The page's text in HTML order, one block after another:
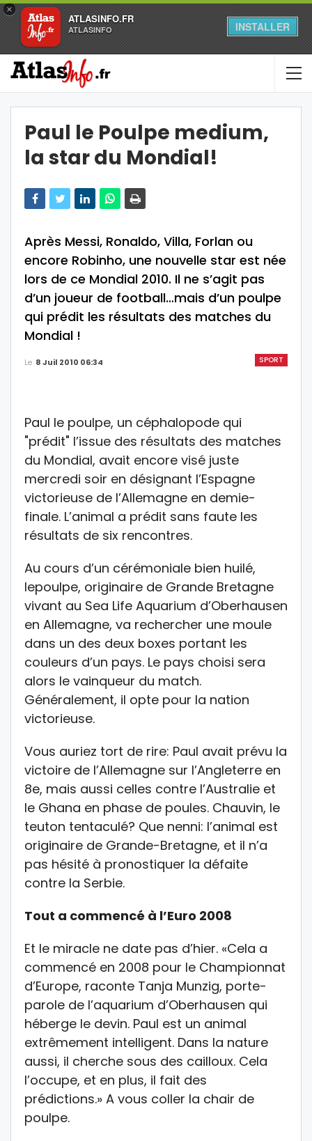
×
ATLASINFO.FR
ATLASINFO INSTALLER
Paul le Poulpe medium,
la star du Mondial!
Après Messi, Ronaldo, Villa, Forlan ou
encore Robinho, une nouvelle star est née
lors de ce Mondial 2010. Il ne s’agit pas
d’un joueur de football…mais d’un poulpe
qui prédit les résultats des matches du
Mondial !
SPORT
Le 8 Juil 2010 06:34
Paul le poulpe, un céphalopode qui
"prédit" l’issue des résultats des matches
du Mondial, avait encore visé juste
mercredi soir en désignant l’Espagne
victorieuse de l’Allemagne en demie-
finale. L’animal a prédit sans faute les
résultats de six rencontres.
Au cours d’un cérémoniale bien huilé,
lepoulpe, originaire de Grande Bretagne
vivant au Sea Life Aquarium d’Oberhausen
en Allemagne, va rechercher une moule
dans un des deux boxes portant les
couleurs d’un pays. Le pays choisi sera
alors le vainqueur du match.
Généralement, il opte pour la nation
victorieuse.
Vous auriez tort de rire: Paul avait prévu la
victoire de l’Allemagne sur l’Angleterre en
8e, mais aussi celles contre l’Australie et
le Ghana en phase de poules. Chauvin, le
teuton tentaculé? Que nenni: l’animal est
originaire de Grande-Bretagne, et il n’a
pas hésité à pronostiquer la défaite
contre la Serbie.
Tout a commencé à l’Euro 2008
Et le miracle ne date pas d’hier. «Cela a
commencé en 2008 pour le Championnat
d’Europe, raconte Tanja Munzig, porte-
parole de l’aquarium d’Oberhausen qui
héberge le devin. Paul est un animal
extrêmement intelligent. Dans la nature
aussi, il cherche sous des cailloux. Cela
l’occupe, et en plus, il fait des
prédictions.» A vous coller la chair de
poulpe.